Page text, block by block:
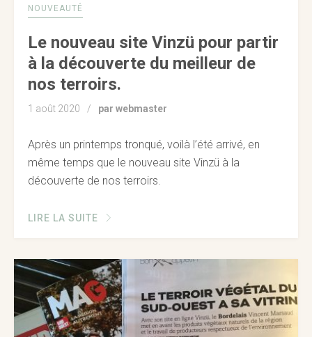
NOUVEAUTÉ
Le nouveau site Vinzü pour partir
à la découverte du meilleur de
nos terroirs.
1 août 2020 par webmaster
Après un printemps tronqué, voilà l’été arrivé, en
même temps que le nouveau site Vinzü à la
découverte de nos terroirs.
LIRE LA SUITE